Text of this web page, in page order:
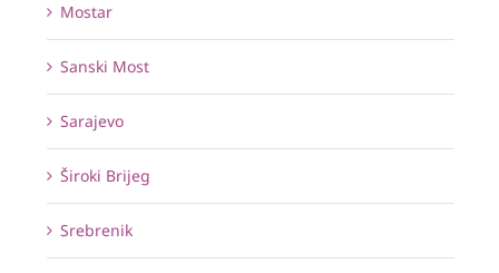
Mostar
Sanski Most
Sarajevo
Široki Brijeg
Srebrenik